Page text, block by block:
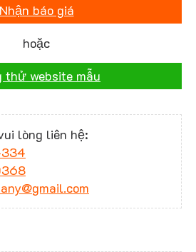
Nhận báo giá
hoặc
thử website mẫu
lòng liên hệ: